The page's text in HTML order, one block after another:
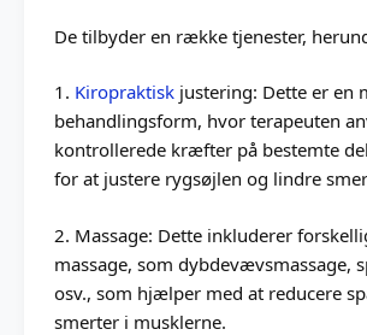
De tilbyder en række tjenester,
1. Kiropraktisk justering: Dette er en
behandlingsform, hvor terapeuten
kontrollerede kræfter på bestemte
for at justere rygsøjlen og lindre
2. Massage: Dette inkluderer
massage, som dybdevævsmassage,
osv., som hjælper med at reducere
smerter i musklerne.